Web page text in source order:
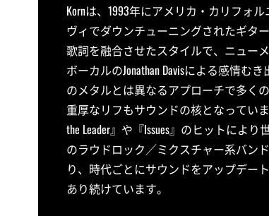
Kornは、1993年にアメリカ・カリフォ
ヴィでダウンチューニングされたギタ
歌詞を融合させたスタイルで、ニュー
ボーカルのJonathan Davisによる感情
のメタルとは異なるアプローチで多く
重厚なリフもサウンドの核となってい
the Leader』や『Issues』のヒットによ
のラウドロック／ミクスチャー系バン
り、時代ごとにサウンドをアップデー
あり続けています。